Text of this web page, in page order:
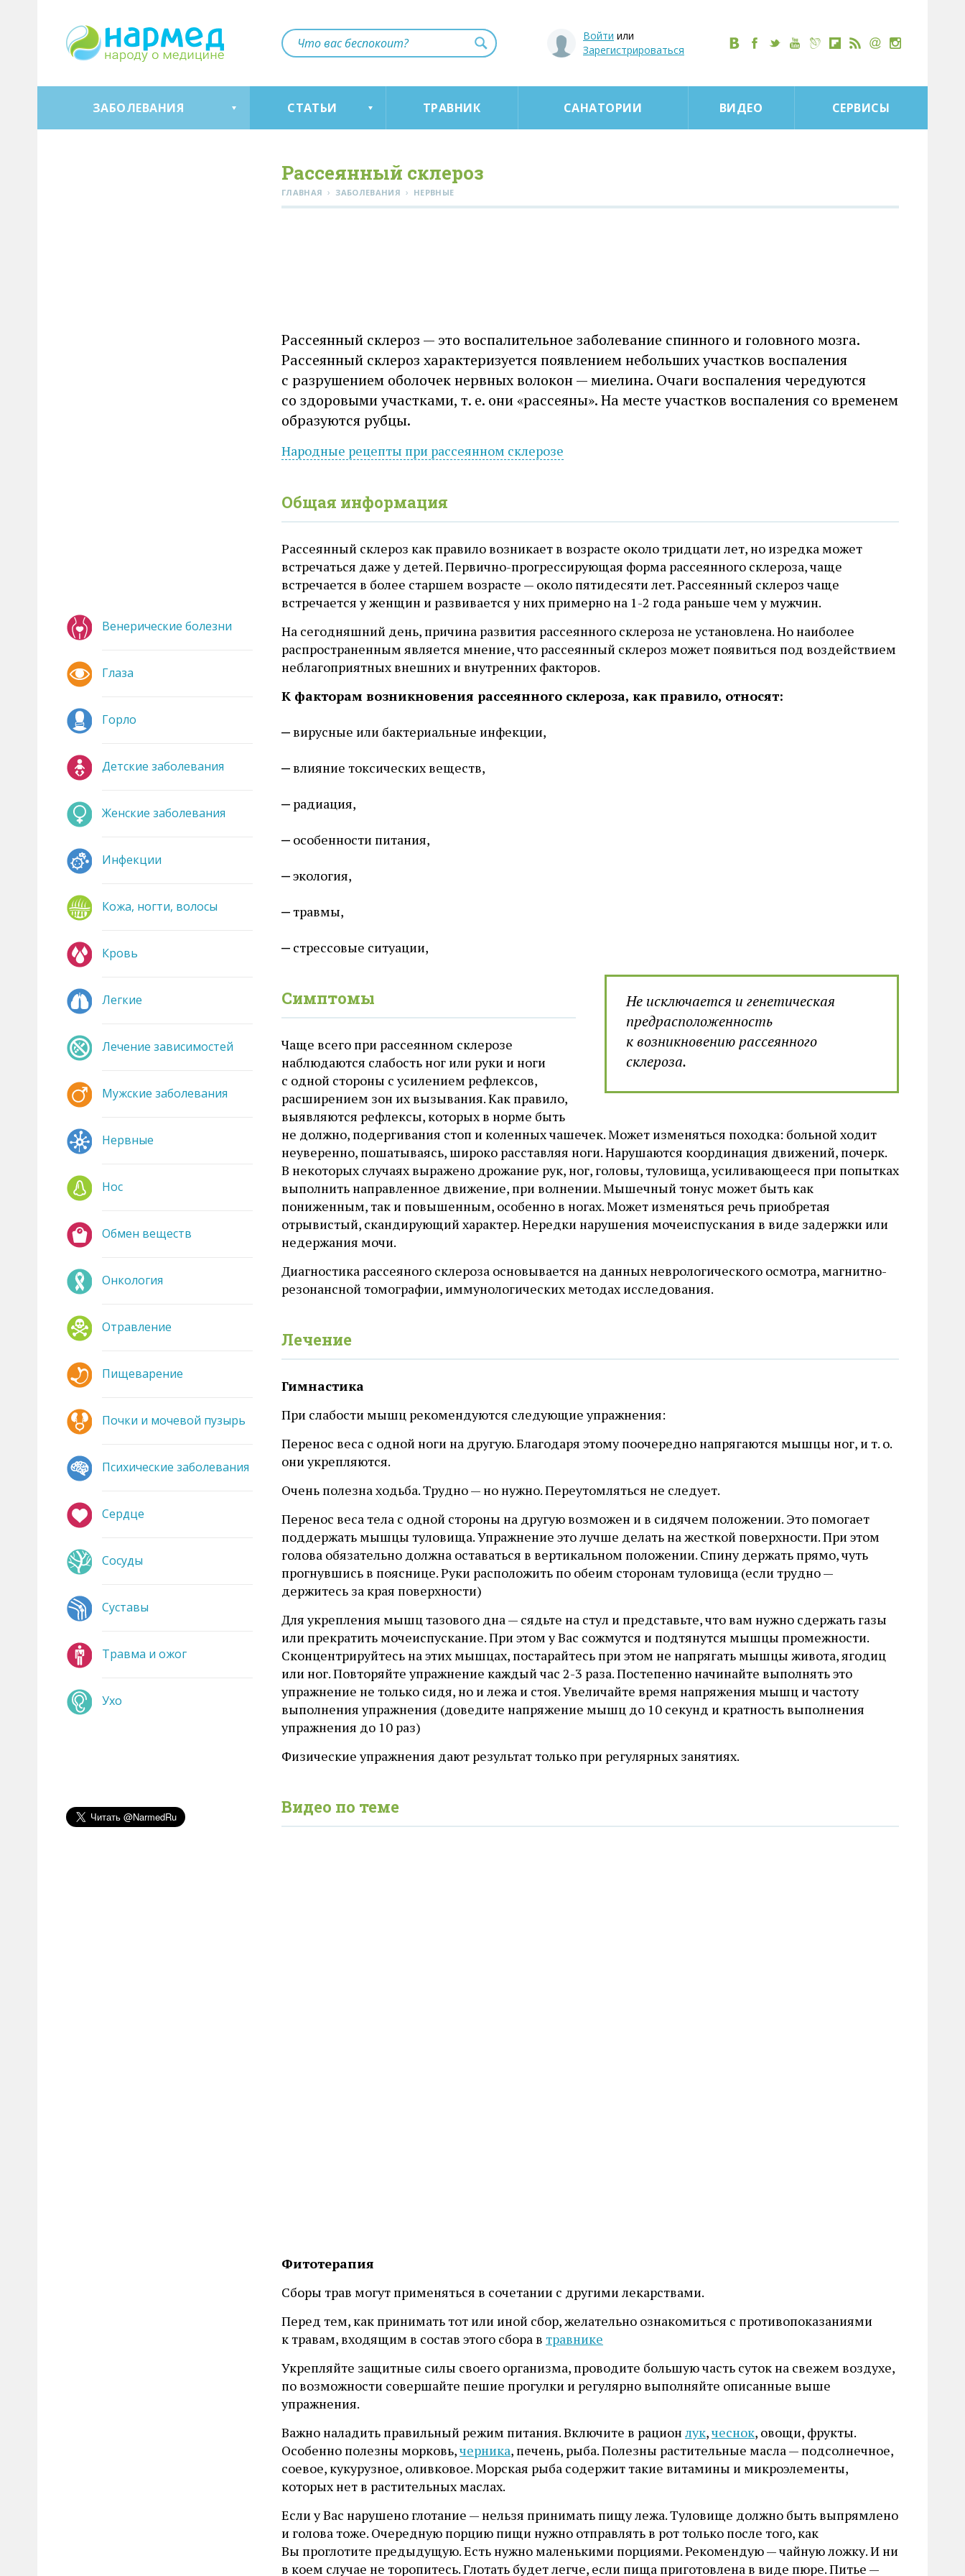
Войти или
Зарегистрироваться
ЗАБОЛЕВАНИЯ СТАТЬИ ТРАВНИК САНАТОРИИ ВИДЕО СЕРВИСЫ
Рассеянный склероз
ГЛАВНАЯ › ЗАБОЛЕВАНИЯ › НЕРВНЫЕ
Рассеянный склероз — это воспалительное заболевание спинного и головного мозга.
Рассеянный склероз характеризуется появлением небольших участков воспаления
с разрушением оболочек нервных волокон — миелина. Очаги воспаления чередуются
со здоровыми участками, т. е. они «рассеяны». На месте участков воспаления со временем
образуются рубцы.
Народные рецепты при рассеянном склерозе
Общая информация
Рассеянный склероз как правило возникает в возрасте около тридцати лет, но изредка может
встречаться даже у детей. Первично-прогрессирующая форма рассеянного склероза, чаще
встречается в более старшем возрасте — около пятидесяти лет. Рассеянный склероз чаще
встречается у женщин и развивается у них примерно на 1-2 года раньше чем у мужчин.
На сегодняшний день, причина развития рассеянного склероза не установлена. Но наиболее
распространенным является мнение, что рассеянный склероз может появиться под воздействием
неблагоприятных внешних и внутренних факторов.
К факторам возникновения рассеянного склероза, как правило, относят:
вирусные или бактериальные инфекции,
влияние токсических веществ,
радиация,
особенности питания,
экология,
травмы,
стрессовые ситуации,
Не исключается и генетическая
предрасположенность
к возникновению рассеянного
склероза.
Симптомы
Чаще всего при рассеянном склерозе
наблюдаются слабость ног или руки и ноги
с одной стороны с усилением рефлексов,
расширением зон их вызывания. Как правило,
выявляются рефлексы, которых в норме быть
не должно, подергивания стоп и коленных чашечек. Может изменяться походка: больной ходит
неуверенно, пошатываясь, широко расставляя ноги. Нарушаются координация движений, почерк.
В некоторых случаях выражено дрожание рук, ног, головы, туловища, усиливающееся при попытках
выполнить направленное движение, при волнении. Мышечный тонус может быть как
пониженным, так и повышенным, особенно в ногах. Может изменяться речь приобретая
отрывистый, скандирующий характер. Нередки нарушения мочеиспускания в виде задержки или
недержания мочи.
Диагностика рассеяного склероза основывается на данных неврологического осмотра, магнитно-
резонансной томографии, иммунологических методах исследования.
Лечение
Гимнастика
При слабости мышц рекомендуются следующие упражнения:
Перенос веса с одной ноги на другую. Благодаря этому поочередно напрягаются мышцы ног, и т. о.
они укрепляются.
Очень полезна ходьба. Трудно — но нужно. Переутомляться не следует.
Перенос веса тела с одной стороны на другую возможен и в сидячем положении. Это помогает
поддержать мышцы туловища. Упражнение это лучше делать на жесткой поверхности. При этом
голова обязательно должна оставаться в вертикальном положении. Спину держать прямо, чуть
прогнувшись в пояснице. Руки расположить по обеим сторонам туловища (если трудно —
держитесь за края поверхности)
Для укрепления мышц тазового дна — сядьте на стул и представьте, что вам нужно сдержать газы
или прекратить мочеиспускание. При этом у Вас сожмутся и подтянутся мышцы промежности.
Сконцентрируйтесь на этих мышцах, постарайтесь при этом не напрягать мышцы живота, ягодиц
или ног. Повторяйте упражнение каждый час 2-3 раза. Постепенно начинайте выполнять это
упражнение не только сидя, но и лежа и стоя. Увеличайте время напряжения мышц и частоту
выполнения упражнения (доведите напряжение мышц до 10 секунд и кратность выполнения
упражнения до 10 раз)
Физические упражнения дают результат только при регулярных занятиях.
Видео по теме
Фитотерапия
Сборы трав могут применяться в сочетании с другими лекарствами.
Перед тем, как принимать тот или иной сбор, желательно ознакомиться с противопоказаниями
к травам, входящим в состав этого сбора в травнике
Укрепляйте защитные силы своего организма, проводите большую часть суток на свежем воздухе,
по возможности совершайте пешие прогулки и регулярно выполняйте описанные выше
упражнения.
Важно наладить правильный режим питания. Включите в рационлук,чеснок, овощи, фрукты.
Особенно полезны морковь,черника, печень, рыба. Полезны растительные масла — подсолнечное,
соевое, кукурузное, оливковое. Морская рыба содержит такие витамины и микроэлементы,
которых нет в растительных маслах.
Если у Вас нарушено глотание — нельзя принимать пищу лежа. Туловище должно быть выпрямлено
и голова тоже. Очередную порцию пищи нужно отправлять в рот только после того, как
Вы проглотите предыдущую. Есть нужно маленькими порциями. Рекомендую — чайную ложку. И ни
в коем случае не торопитесь. Глотать будет легче, если пища приготовлена в виде пюре. Питье —
Венерические болезни
Глаза
Горло
Детские заболевания
Женские заболевания
Инфекции
Кожа, ногти, волосы
Кровь
Легкие
Лечение зависимостей
Мужские заболевания
Нервные
Нос
Обмен веществ
Онкология
Отравление
Пищеварение
Почки и мочевой пузырь
Психические заболевания
Сердце
Сосуды
Суставы
Травма и ожог
Ухо